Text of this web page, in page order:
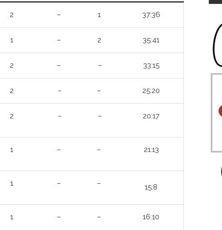
2 – 1 37:36
1 – 2 35:41
2 – – 33:15
2 – – 25:20
2 – – 20:17
1 – – 21:13
1 – – 15:8
1 – – 16:10